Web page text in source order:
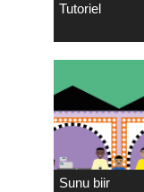
Tutoriel
Sunu biir